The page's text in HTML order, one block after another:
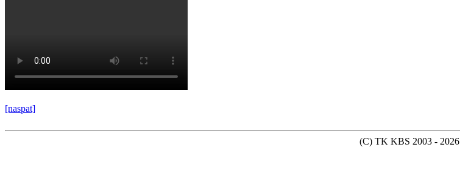
[naspat]
(C) TK KBS 2003 - 2026